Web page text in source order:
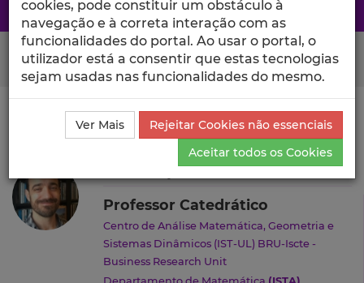
Search Button
Ciência_Iscte Autores
João Lopes Costa
Produções Científicas e Citações
João Lopes Costa
Professor Catedrático
Centro de Análise Matemática, Geometria e
Sistemas Dinâmicos (IST-UL) BRU-Iscte -
Business Research Unit
cookies, pode constituir um obstáculo à
navegação e à correta interação com as
funcionalidades do portal. Ao usar o portal, o
utilizador está a consentir que estas tecnologias
sejam usadas nas funcionalidades do mesmo.
Ver Mais
Rejeitar Cookies não essenciais
Aceitar todos os Cookies